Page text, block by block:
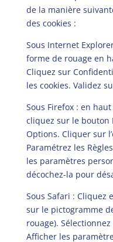
de la manière
des cookies :
Sous Internet
forme de rouage en
Cliquez sur
les cookies. Validez
Sous Firefox : en
cliquez sur le bouton
Options. Cliquer sur
Paramétrez les
les paramètres
décochez-la pour
Sous Safari : Cliquez
sur le pictogramme
rouage).
Afficher les